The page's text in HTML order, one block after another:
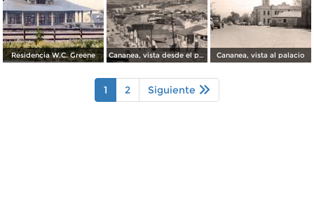
Residencia W.C. Greene Cananea, vista desde el puente Cananea, vista al palacio
1 2 Siguiente